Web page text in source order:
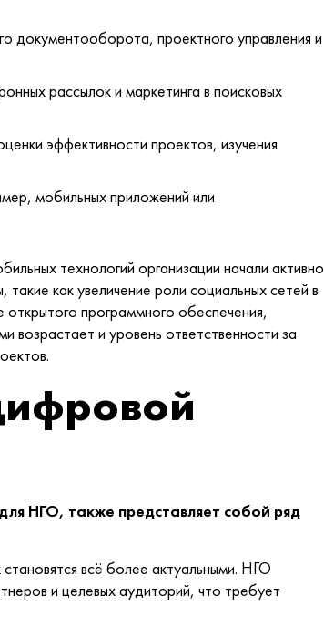
документооборота, проектного управления и
рассылок и маркетинга в поисковых
эффективности проектов, изучения
мобильных приложений или
технологий организации начали активно
как увеличение роли социальных сетей в
программного обеспечения,
и уровень ответственности за
НГО, также представляет собой ряд
всё более актуальными. НГО
и целевых аудиторий, что требует